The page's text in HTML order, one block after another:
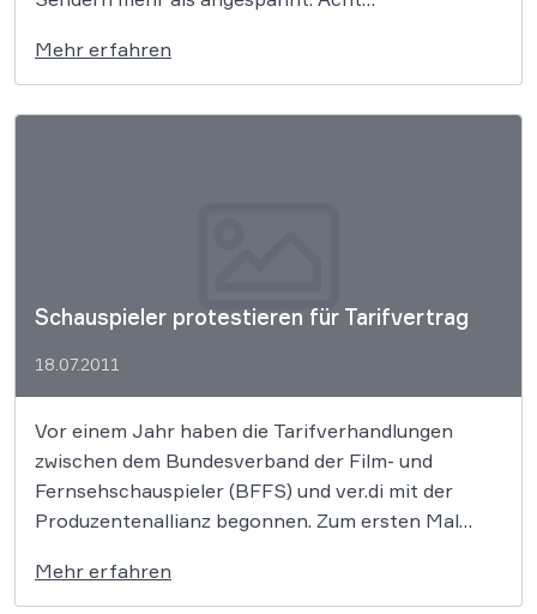
Klage eingereicht, da sie finanzielle Einbußen
befürchten. Erst letzte Woche hat der WDR die
Lieferung von regionalen Fernsehberichten an die
Mehr erfahren
Schauspieler protestieren für Tarifvertrag
18.07.2011
Vor einem Jahr haben die Tarifverhandlungen
zwischen dem Bundesverband der Film- und
Fernsehschauspieler (BFFS) und ver.di mit der
Produzentenallianz begonnen. Zum ersten Mal
fordern künftig tarifliche Untergrenzen für Gagen.
Mehr erfahren